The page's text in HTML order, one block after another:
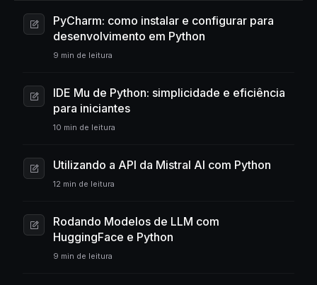
PyCharm: como instalar e configurar para
desenvolvimento em Python
9 min de leitura
IDE Mu de Python: simplicidade e eficiência
para iniciantes
10 min de leitura
Utilizando a API da Mistral AI com Python
12 min de leitura
Rodando Modelos de LLM com
HuggingFace e Python
9 min de leitura